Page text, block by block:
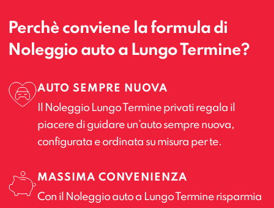
Perchè conviene la formula di
Noleggio auto a Lungo Termine?
AUTO SEMPRE NUOVA
Il Noleggio Lungo Termine privati regala il
piacere di guidare un’auto sempre nuova,
configurata e ordinata su misura per te.
MASSIMA CONVENIENZA
Con il Noleggio auto a Lungo Termine risparmia